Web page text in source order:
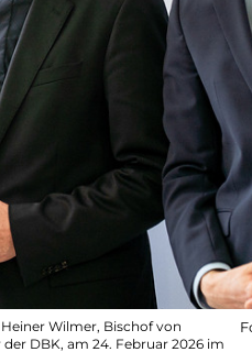
Wilmer, Bischof von
DBK, am 24. Februar 2026 im